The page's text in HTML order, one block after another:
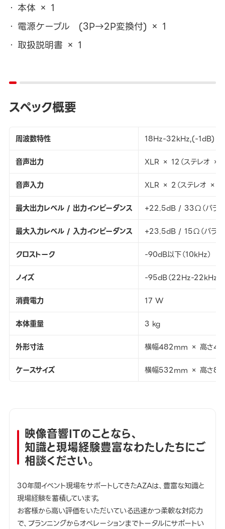
本体 × 1
電源ケーブル (3P→2P変換付) × 1
取扱説明書 × 1
スペック概要
周波数特性
18Hz-32kHz,(-1dB)
音声出力
XLR × 12（ステレオ ×
音声入力
XLR × 2（ステレオ × 1
最大出力レベル / 出力インピーダンス
+22.5dB / 33Ω（バラン
最大入力レベル / 入力インピーダンス
+23.5dB / 15Ω（バラン
クロストーク
-90dB以下（10kHz）
ノイズ
-95dB（22Hz-22kHz）
消費電力
17 W
本体重量
3 kg
外形寸法
横幅482mm × 高さ
ケースサイズ
横幅532mm × 高さ
映像音響ITのことなら、
知識と現場経験豊富なわたしたちにご
相談ください。
30年間イベント現場をサポートしてきたAZAは、豊富な知識と
現場経験を蓄積しています。
お客様から高い評価をいただいている迅速かつ柔軟な対応力
で、プランニングからオペレーションまでトータルにサポートい